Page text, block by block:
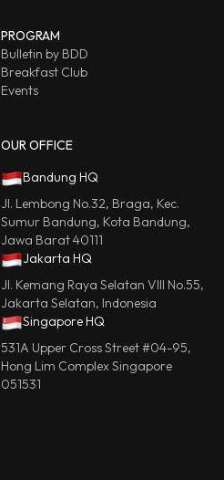
PROGRAM
Bulletin by BDD
Breakfast Club
Events
OUR OFFICE
Bandung HQ
Jl. Lembong No.32, Braga, Kec.
Sumur Bandung, Kota Bandung,
Jawa Barat 40111
Jakarta HQ
Jl. Kemang Raya Selatan VIII No.55,
Jakarta Selatan, Indonesia
Singapore HQ
531A Upper Cross Street #04-95,
Hong Lim Complex Singapore
051531